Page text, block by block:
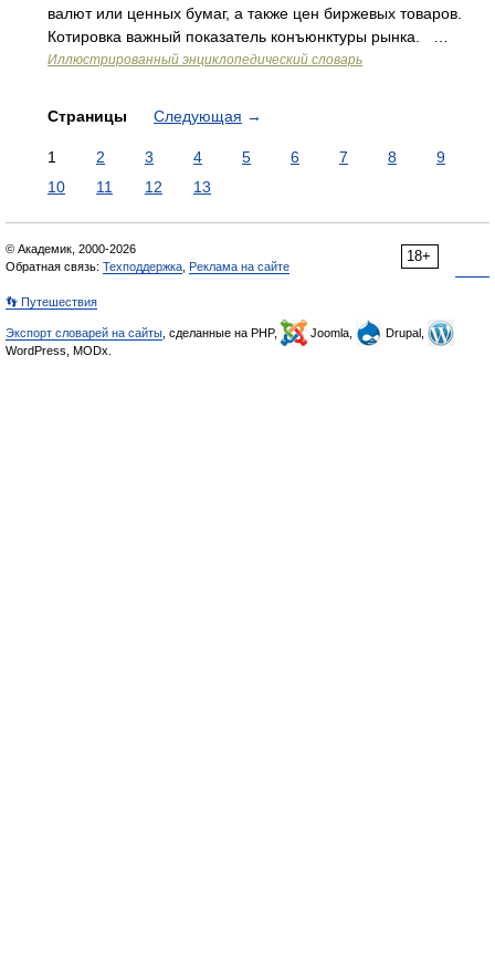
валют или ценных бумаг, а также цен биржевых товаров.
Котировка важный показатель конъюнктуры рынка. …
Иллюстрированный энциклопедический словарь
Страницы Следующая →
1 2 3 4 5 6 7 8
9
10
11 12 13
18+
© Академик, 2000-2026
Обратная связь: Техподдержка Реклама на сайте
👣 Путешествия
Экспорт словарей на сайты , сделанные на PHP, Joomla,
Drupal,
WordPress, MODx.